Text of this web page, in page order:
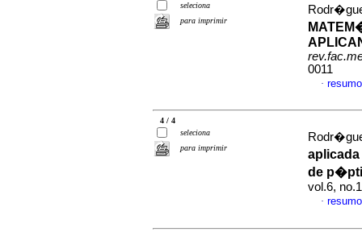
seleciona
para imprimir
0011
·
4 / 4
seleciona
para imprimir
de
vol.6,
·